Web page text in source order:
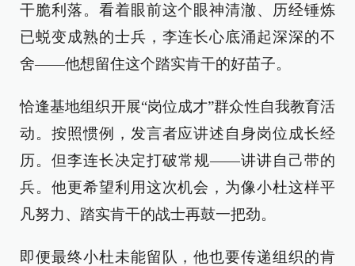
干脆利落。看着眼前这个眼神清澈、历经锤炼
已蜕变成熟的士兵，李连长心底涌起深深的不
舍——他想留住这个踏实肯干的好苗子。
恰逢基地组织开展“岗位成才”群众性自我教育活
动。按照惯例，发言者应讲述自身岗位成长经
历。但李连长决定打破常规——讲讲自己带的
兵。他更希望利用这次机会，为像小杜这样平
凡努力、踏实肯干的战士再鼓一把劲。
即便最终小杜未能留队，他也要传递组织的肯